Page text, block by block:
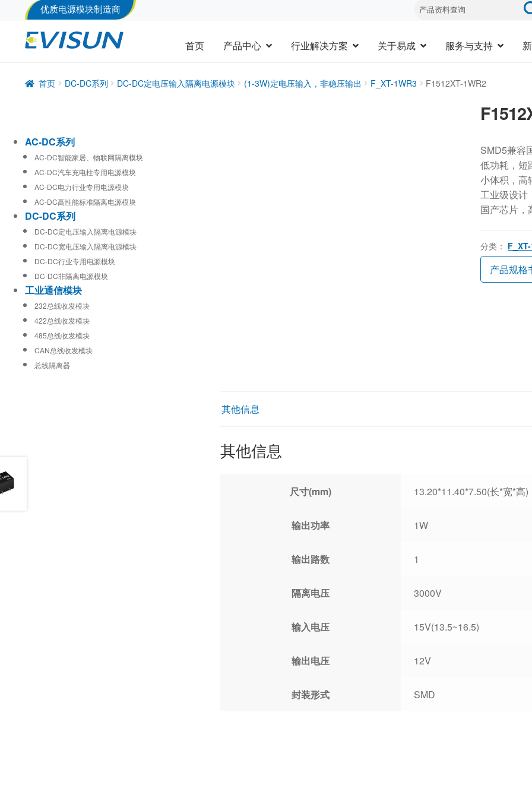
优质电源模块制造商
首页 产品中心 行业解决方案 关于易成 服务与支持
首页 DC-DC系列 DC-DC定电压输入隔离电源模块 (1-3W)定电压输入，非稳压输出 F_XT-1WR3 F1512XT-1WR2
SMD5兼容
低功耗，短
小体积，高
工业级设计
国产芯片，
分类：
产品规格
其他信息
其他信息
尺寸(mm) 13.20*11.40*7.50(长*宽*高)
输出功率 1W
输出路数 1
隔离电压 3000V
输入电压 15V(13.5~16.5)
输出电压 12V
封装形式 SMD
AC-DC系列
AC-DC智能家居、物联网隔离模块
AC-DC汽车充电柱专用电源模块
AC-DC电力行业专用电源模块
AC-DC高性能标准隔离电源模块
DC-DC系列
DC-DC定电压输入隔离电源模块
DC-DC宽电压输入隔离电源模块
DC-DC行业专用电源模块
DC-DC非隔离电源模块
工业通信模块
232总线收发模块
422总线收发模块
485总线收发模块
CAN总线收发模块
总线隔离器